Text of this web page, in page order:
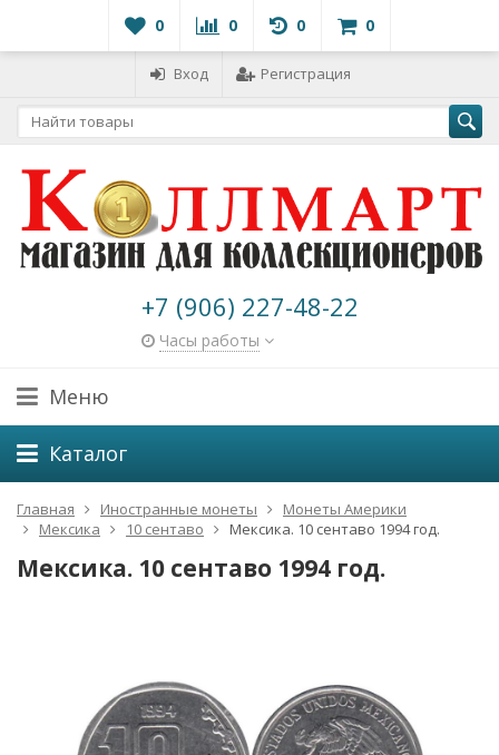
0 0 0 0
Вход Регистрация
+7 (906) 227-48-22
Часы работы
Меню
Каталог
Главная Иностранные монеты
Монеты Америки
Мексика
10 сентаво Мексика. 10 сентаво 1994 год.
Мексика. 10 сентаво 1994 год.